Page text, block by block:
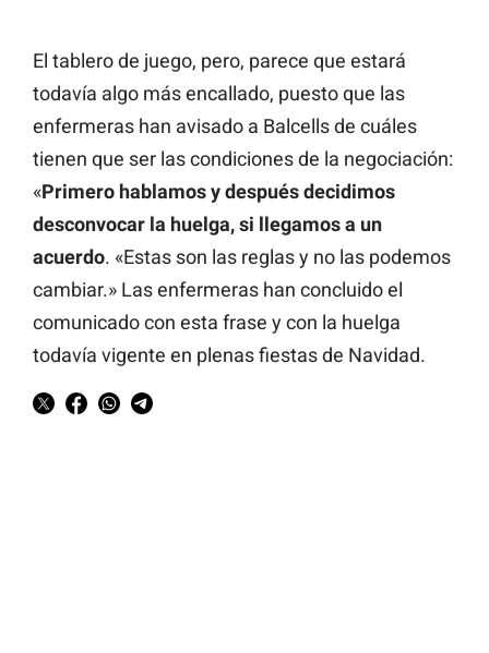
El tablero de juego, pero, parece que estará
todavía algo más encallado, puesto que las
enfermeras han avisado a Balcells de cuáles
tienen que ser las condiciones de la negociación:
«Primero hablamos y después decidimos
desconvocar la huelga, si llegamos a un
acuerdo. «Estas son las reglas y no las podemos
cambiar.» Las enfermeras han concluido el
comunicado con esta frase y con la huelga
todavía vigente en plenas fiestas de Navidad.